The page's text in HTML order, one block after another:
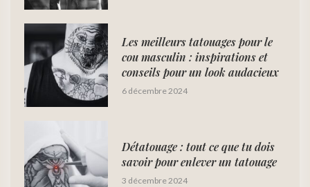
Les meilleurs tatouages pour le
cou masculin : inspirations et
conseils pour un look audacieux
6 décembre 2024
Détatouage : tout ce que tu dois
savoir pour enlever un tatouage
3 décembre 2024